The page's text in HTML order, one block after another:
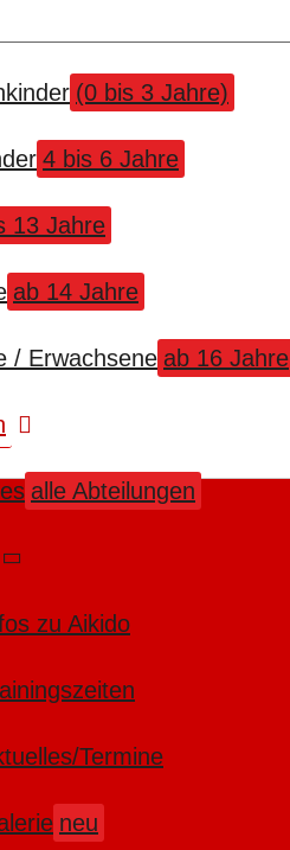
(0 bis 3 Jahre)
4 bis 6 Jahre
13 Jahre
ab 14 Jahre
/ Erwachsene ab 16 Jahre
alle Abteilungen
zu Aikido
Termine
neu